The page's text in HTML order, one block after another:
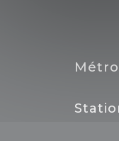
Métro